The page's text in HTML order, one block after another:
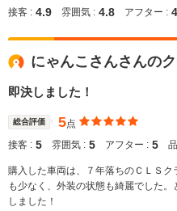
接客 : 4.9 雰囲気 : 4.8 アフター :
にゃんこさんさんの
即決しました！
総合評価 5点
接客 : 5 雰囲気 : 5 アフター : 5
購入した車両は、７年落ちのＣＬＳ
も少なく、外装の状態も綺麗でした
しました！